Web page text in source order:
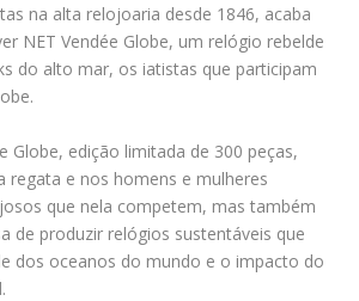
na alta relojoaria desde 1846, acaba
NET Vendée Globe, um relógio rebelde
do alto mar, os iatistas que participam
Globe, edição limitada de 300 peças,
regata e nos homens e mulheres
que nela competem, mas também
de produzir relógios sustentáveis que
dos oceanos do mundo e o impacto do